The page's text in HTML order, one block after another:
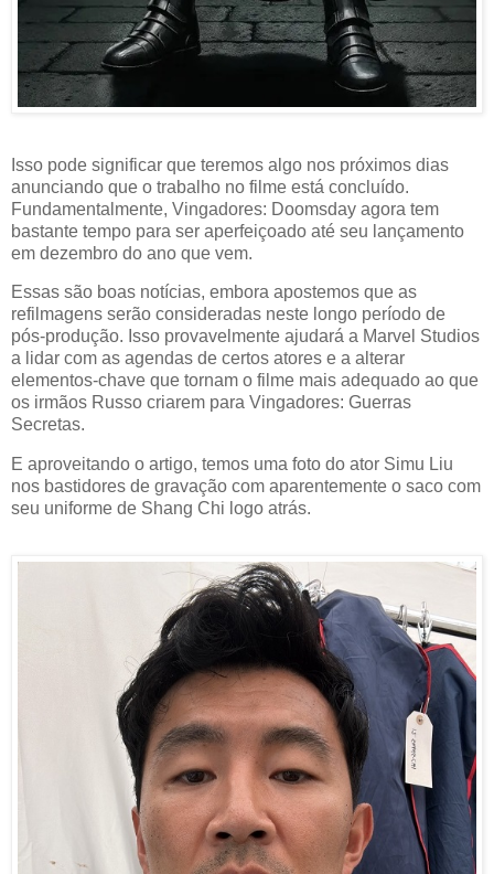
Isso pode significar que teremos algo nos próximos dias
anunciando que o trabalho no filme está concluído.
Fundamentalmente, Vingadores: Doomsday agora tem
bastante tempo para ser aperfeiçoado até seu lançamento
em dezembro do ano que vem.
Essas são boas notícias, embora apostemos que as
refilmagens serão consideradas neste longo período de
pós-produção. Isso provavelmente ajudará a Marvel Studios
a lidar com as agendas de certos atores e a alterar
elementos-chave que tornam o filme mais adequado ao que
os irmãos Russo criarem para Vingadores: Guerras
Secretas.
E aproveitando o artigo, temos uma foto do ator Simu Liu
nos bastidores de gravação com aparentemente o saco com
seu uniforme de Shang Chi logo atrás.